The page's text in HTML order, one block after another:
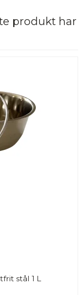
produkt har
stål 1 L